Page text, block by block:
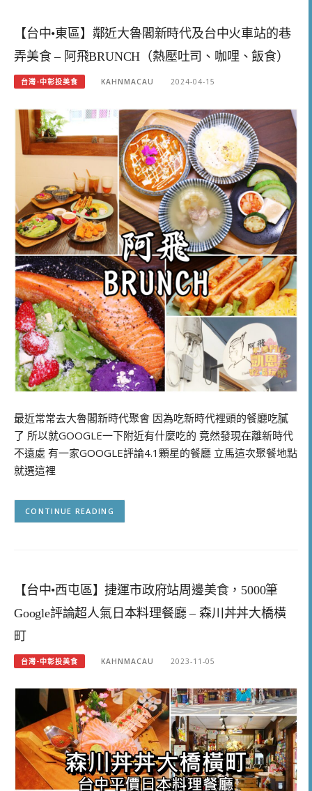
【台中•東區】鄰近大魯閣新時代及台中火車站的巷
弄美食 – 阿飛BRUNCH（熱壓吐司、咖哩、飯食）
台灣-中彰投美食 KAHNMACAU 2024-04-15
最近常常去大魯閣新時代聚會 因為吃新時代裡頭的餐廳吃膩
了 所以就GOOGLE一下附近有什麼吃的 竟然發現在離新時代
不遠處 有一家GOOGLE評論4.1顆星的餐廳 立馬這次聚餐地點
就選這裡
CONTINUE READING
【台中•西屯區】捷運市政府站周邊美食，5000筆
Google評論超人氣日本料理餐廳 – 森川丼丼大橋橫
町
台灣-中彰投美食 KAHNMACAU 2023-11-05